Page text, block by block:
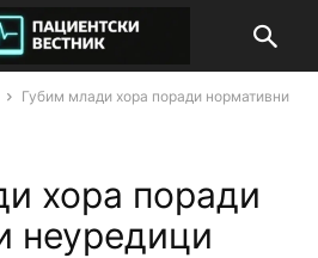
Губим млади хора поради нормативни
хора поради
неуредици